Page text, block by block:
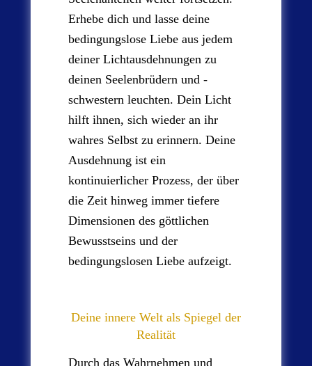
Erhebe dich und lasse deine
bedingungslose Liebe aus jedem
deiner Lichtausdehnungen zu
deinen Seelenbrüdern und -
schwestern leuchten. Dein Licht
hilft ihnen, sich wieder an ihr
wahres Selbst zu erinnern. Deine
Ausdehnung ist ein
kontinuierlicher Prozess, der über
die Zeit hinweg immer tiefere
Dimensionen des göttlichen
Bewusstseins und der
bedingungslosen Liebe aufzeigt.
Deine innere Welt als Spiegel der
Realität
Durch das Wahrnehmen und